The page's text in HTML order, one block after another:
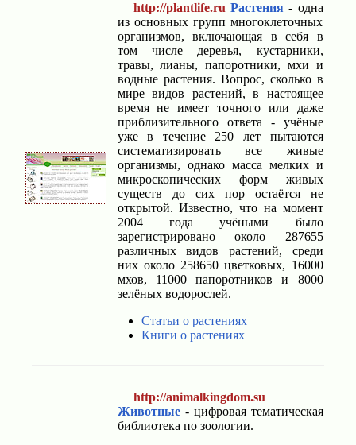
http://plantlife.ru Растения- одна
из основных групп многоклеточных
организмов, включающая в себя в
том числе деревья, кустарники,
травы, лианы, папоротники, мхи и
водные растения. Вопрос, сколько в
мире видов растений, в настоящее
время не имеет точного или даже
приблизительного ответа - учёные
уже в течение 250 лет пытаются
систематизировать все живые
организмы, однако масса мелких и
микроскопических форм живых
существ до сих пор остаётся не
открытой. Известно, что на момент
2004 года учёными было
зарегистрировано около 287655
различных видов растений, среди
них около 258650 цветковых, 16000
мхов, 11000 папоротников и 8000
зелёных водорослей.
Статьи о растениях
Книги о растениях
http://animalkingdom.su
Животные- цифровая тематическая
библиотека по зоологии.